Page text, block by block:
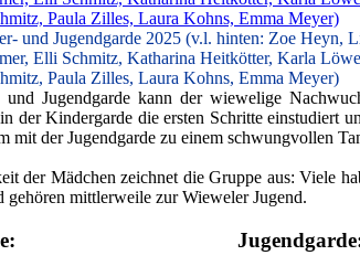
und Jugendgarde 2025 (v.l. hinten: Zoe Heyn,
Elli Schmitz, Katharina Heitkötter, Karla
Paula Zilles, Laura Kohns, Emma Meyer)
Jugendgarde kann der wiewelige
der Kindergarde die ersten Schritte einstudiert
mit der Jugendgarde zu einem schwungvollen
der Mädchen zeichnet die Gruppe aus: Viele
gehören mittlerweile zur Wieweler Jugend.